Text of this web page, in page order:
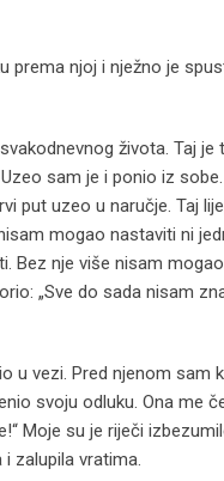
njoj i nježno je
života. Taj
sam je i ponio iz
put uzeo u naručje. Taj
mogao nastaviti ni
nje više nisam
„Sve do sada nisam
u vezi. Pred njenom sam
svoju odluku. Ona me
Moje su je riječi
zalupila vratima.